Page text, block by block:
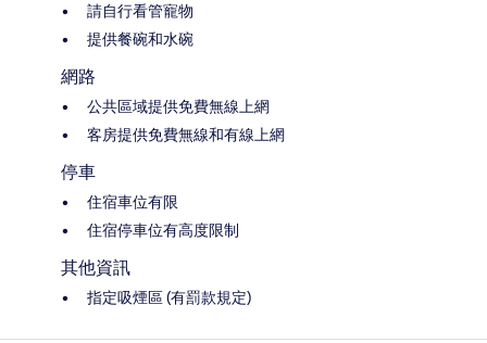
請自行看管寵物
提供餐碗和水碗
網路
公共區域提供免費無線上網
客房提供免費無線和有線上網
停車
住宿車位有限
住宿停車位有高度限制
其他資訊
指定吸煙區 (有罰款規定)